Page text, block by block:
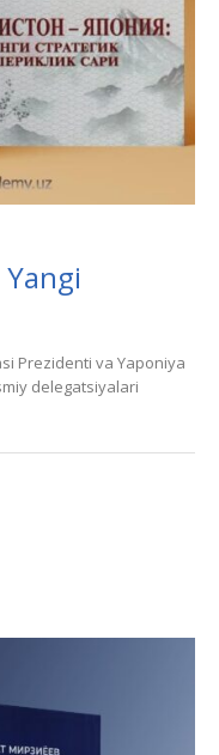
Prezidenti va Yaponiya
delegatsiyalari